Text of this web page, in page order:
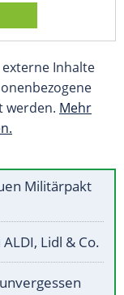
Inhalte
werden. Mehr
Militärpakt
Lidl & Co.